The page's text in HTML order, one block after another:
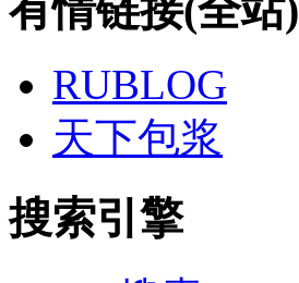
有情链接(全站)
RUBLOG
天下包浆
搜索引擎